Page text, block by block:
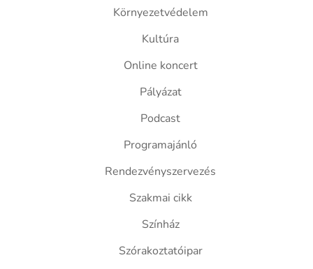
Környezetvédelem
Kultúra
Online koncert
Pályázat
Podcast
Programajánló
Rendezvényszervezés
Szakmai cikk
Színház
Szórakoztatóipar